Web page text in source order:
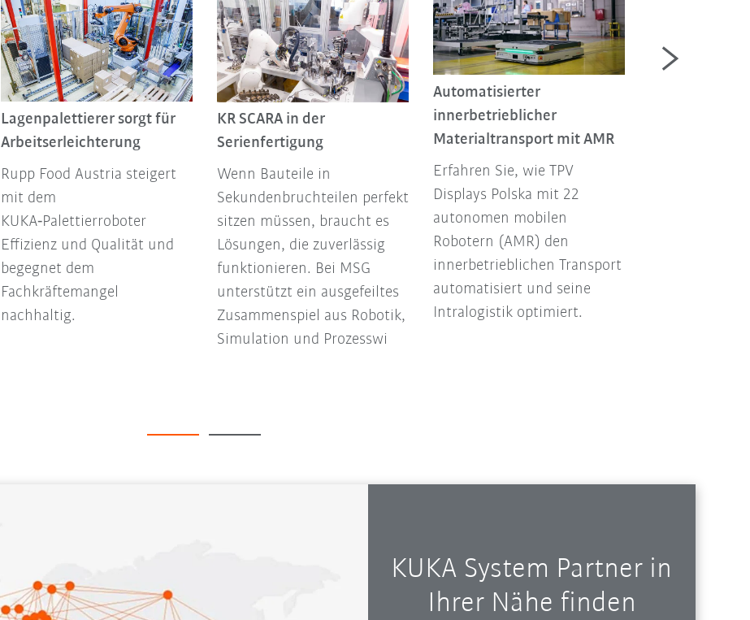
Lagenpalettierer sorgt für
Arbeitserleichterung
Rupp Food Austria steigert
mit dem
KUKA‑Palettierroboter
Effizienz und Qualität und
begegnet dem
Fachkräftemangel
nachhaltig.
KR SCARA in der
Serienfertigung
Wenn Bauteile in
Sekundenbruchteilen perfekt
sitzen müssen, braucht es
Lösungen, die zuverlässig
funktionieren. Bei MSG
unterstützt ein ausgefeiltes
Zusammenspiel aus Robotik,
Simulation und Prozesswi
Automatisierter
innerbetrieblicher
Materialtransport mit AMR
Erfahren Sie, wie TPV
Displays Polska mit 22
autonomen mobilen
Robotern (AMR) den
innerbetrieblichen Transport
automatisiert und seine
Intralogistik optimiert.
KUKA System Partner in
Ihrer Nähe finden